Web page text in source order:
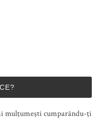
mulţumeşti cumparându-ţi